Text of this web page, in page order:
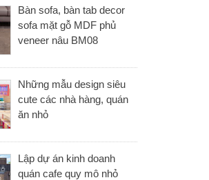
Bàn sofa, bàn tab decor
sofa mặt gỗ MDF phủ
veneer nâu BM08
Những mẫu design siêu
cute các nhà hàng, quán
ăn nhỏ
Lập dự án kinh doanh
quán cafe quy mô nhỏ